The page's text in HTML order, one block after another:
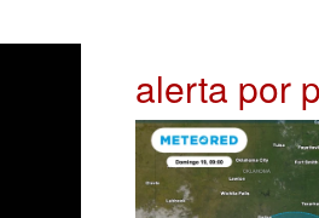
alerta por